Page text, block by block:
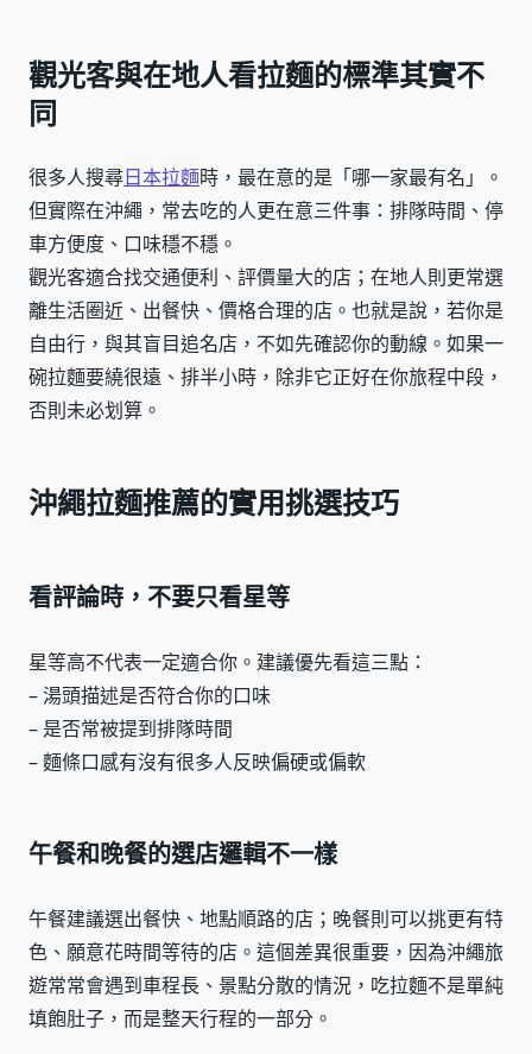
觀光客與在地人看拉麵的標準其實不
同
很多人搜尋日本拉麵時，最在意的是「哪一家最有名」。
但實際在沖繩，常去吃的人更在意三件事：排隊時間、停
車方便度、口味穩不穩。
觀光客適合找交通便利、評價量大的店；在地人則更常選
離生活圈近、出餐快、價格合理的店。也就是說，若你是
自由行，與其盲目追名店，不如先確認你的動線。如果一
碗拉麵要繞很遠、排半小時，除非它正好在你旅程中段，
否則未必划算。
沖繩拉麵推薦的實用挑選技巧
看評論時，不要只看星等
星等高不代表一定適合你。建議優先看這三點：
– 湯頭描述是否符合你的口味
– 是否常被提到排隊時間
– 麵條口感有沒有很多人反映偏硬或偏軟
午餐和晚餐的選店邏輯不一樣
午餐建議選出餐快、地點順路的店；晚餐則可以挑更有特
色、願意花時間等待的店。這個差異很重要，因為沖繩旅
遊常常會遇到車程長、景點分散的情況，吃拉麵不是單純
填飽肚子，而是整天行程的一部分。